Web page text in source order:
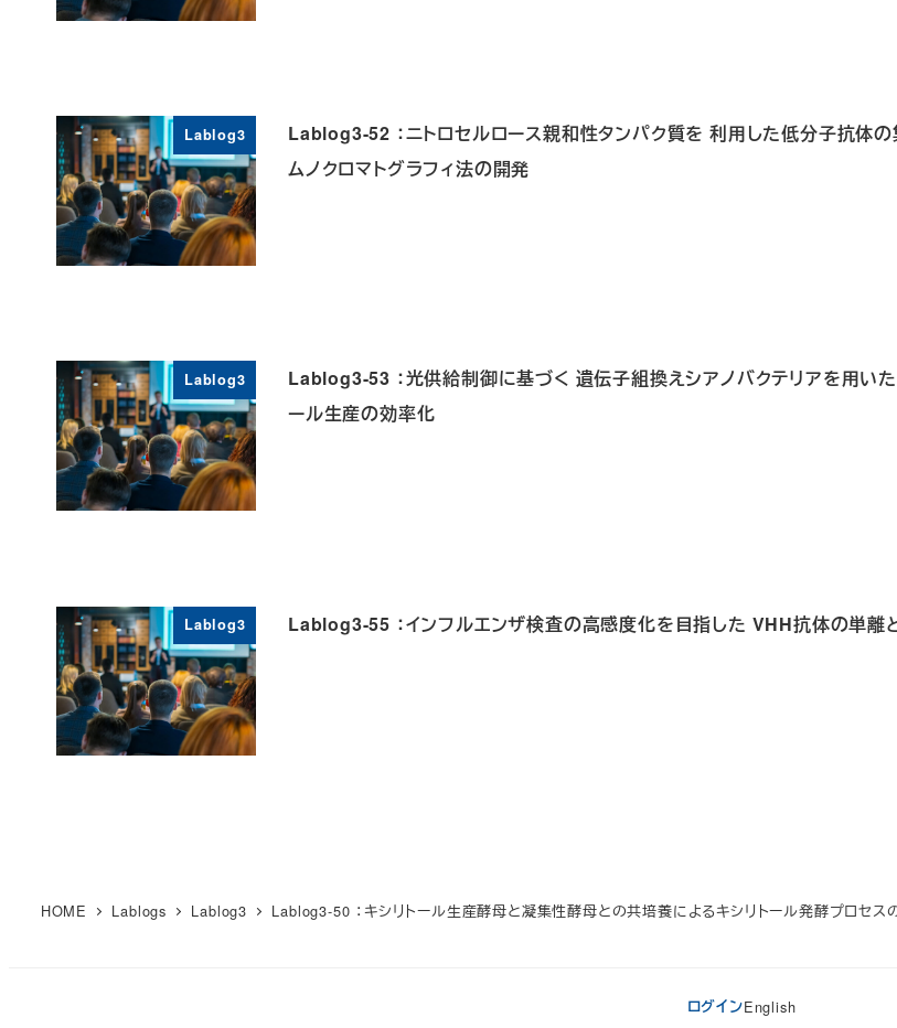
Lablog3
Lablog3-52 ：ニトロセルロース親和性タンパク質を 利用した低分子抗体
ムノクロマトグラフィ法の開発
Lablog3
Lablog3-53 ：光供給制御に基づく 遺伝子組換えシアノバクテリアを用い
ール生産の効率化
Lablog3 Lablog3-55 ：インフルエンザ検査の高感度化を目指した VHH抗体の単離
HOME Lablogs Lablog3 Lablog3-50 ：キシリトール生産酵母と凝集性酵母との共培養によるキシリトール発酵プロセス
ログインEnglish